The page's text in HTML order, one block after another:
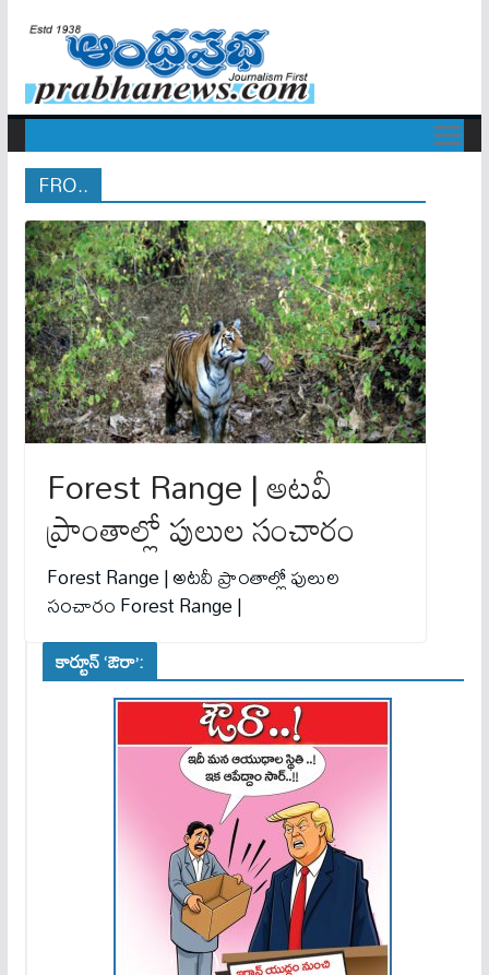
FRO..
Forest Range | అటవీ
ప్రాంతాల్లో పులుల సంచారం
Forest Range | అటవీ ప్రాంతాల్లో పులుల
సంచారం Forest Range |
కార్టూన్ ‘ఔరా’: